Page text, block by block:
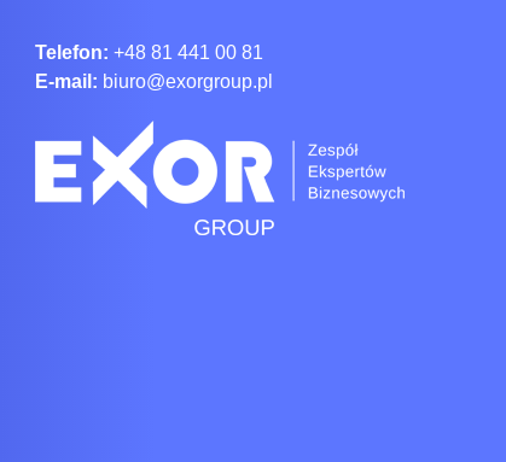
Telefon: +48 81 441 00 81
E-mail: biuro@exorgroup.pl